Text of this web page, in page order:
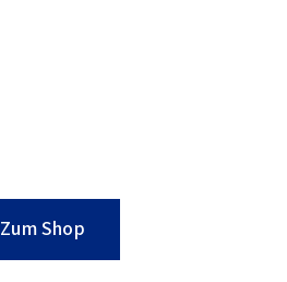
Zum Shop